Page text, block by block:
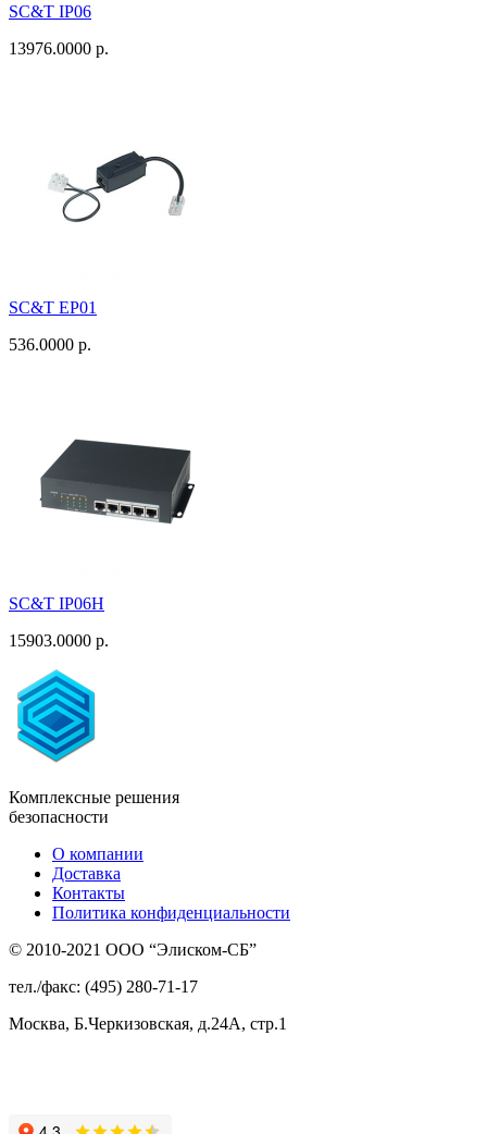
SC&T IP06
13976.0000 р.
SC&T EP01
536.0000 р.
SC&T IP06H
15903.0000 р.
Комплексные решения
безопасности
О компании
Доставка
Контакты
Политика конфиденциальности
© 2010-2021 ООО “Элиском-СБ”
тел./факс: (495) 280-71-17
Москва, Б.Черкизовская, д.24А, стр.1